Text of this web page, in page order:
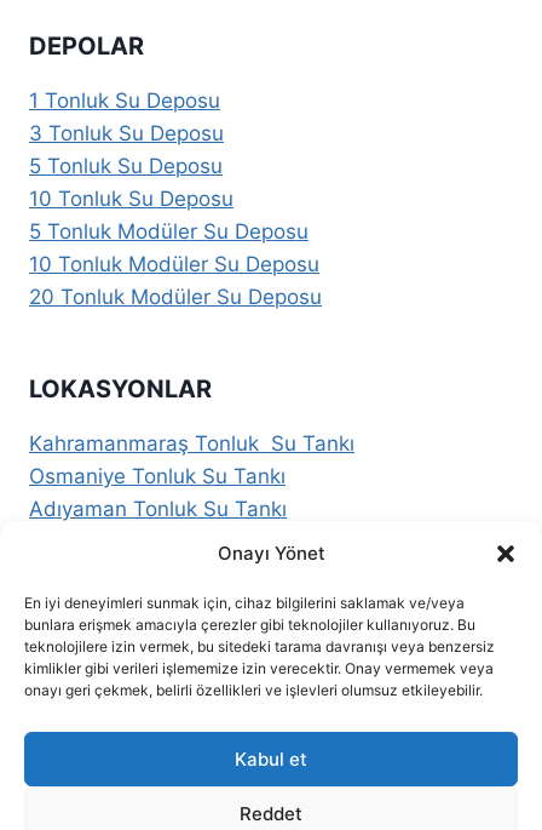
Onayı Yönet
En iyi deneyimleri sunmak için, cihaz bilgilerini saklamak ve/veya
bunlara erişmek amacıyla çerezler gibi teknolojiler kullanıyoruz. Bu
teknolojilere izin vermek, bu sitedeki tarama davranışı veya benzersiz
kimlikler gibi verileri işlememize izin verecektir. Onay vermemek veya
onayı geri çekmek, belirli özellikleri ve işlevleri olumsuz etkileyebilir.
Kabul et
Reddet
DEPOLAR
1 Tonluk Su Deposu
3 Tonluk Su Deposu
5 Tonluk Su Deposu
10 Tonluk Su Deposu
5 Tonluk Modüler Su Deposu
10 Tonluk Modüler Su Deposu
20 Tonluk Modüler Su Deposu
LOKASYONLAR
Kahramanmaraş Tonluk Su Tankı
Osmaniye Tonluk Su Tankı
Adıyaman Tonluk Su Tankı
İstanbul Tonluk Su Tankı
Gaziantep Tonluk Su Tankı
Adana Tonluk Su Tankı
Şanlıurfa Tonluk Su Tankı
Kilis Tonluk Su Tankı
Malatya Tonluk Su Tankı